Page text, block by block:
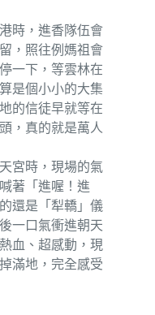
時，進香隊伍會
，照往例媽祖會
一下，等雲林在
是個小小的大集
的信徒早就等在
，真的就是萬人
宮時，現場的氣
著「進喔！進
還是「犁轎」儀
一口氣衝進朝天
血、超感動，現
滿地，完全感受